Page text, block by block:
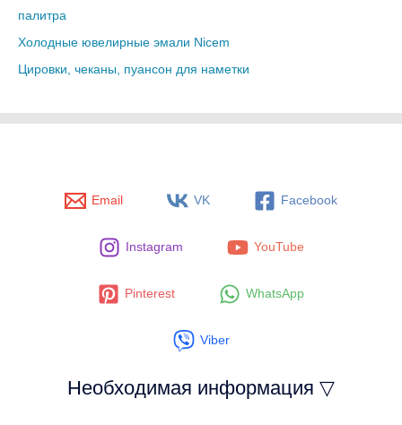
палитра
Холодные ювелирные эмали Nicem
Цировки, чеканы, пуансон для наметки
Email VK Facebook
Instagram YouTube
Pinterest WhatsApp
Viber
Необходимая информация ▽